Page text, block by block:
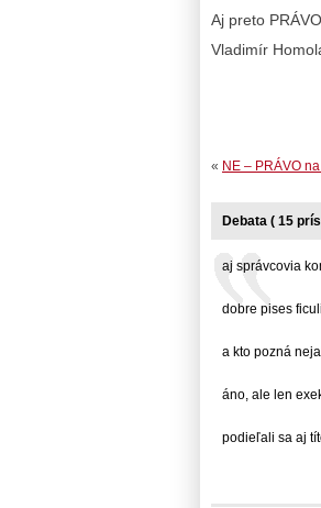
Aj preto
Vladimír
« NE – PRÁVO
Debata ( 15
aj správcovia
dobre pises
a kto pozná
áno, ale len
podieľali sa aj